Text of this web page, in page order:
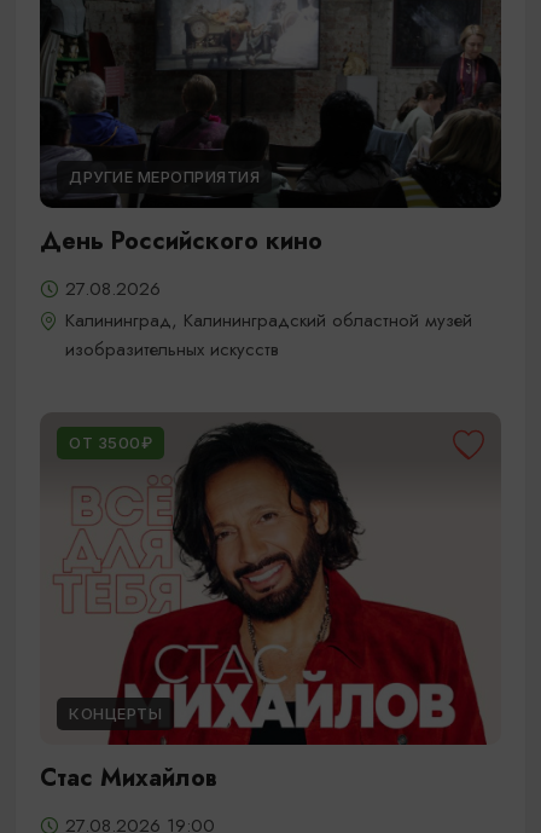
ДРУГИЕ МЕРОПРИЯТИЯ
День Российского кино
27.08.2026
Калининград, Калининградский областной музей
изобразительных искусств
ОТ 3500₽
КОНЦЕРТЫ
Стас Михайлов
27.08.2026 19:00